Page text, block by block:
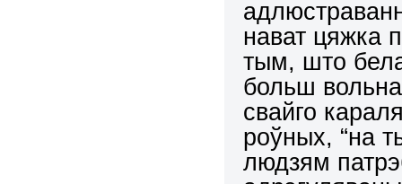
нават цяжка
тым, што
больш
свайго
роўных, “на
людзям